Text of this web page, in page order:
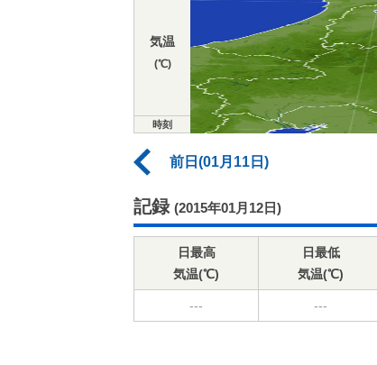
気温
(℃)
時刻
前日(01月11日)
記録 (2015年01月12日)
日最高
気温(℃)
日最低
気温(℃)
--- ---